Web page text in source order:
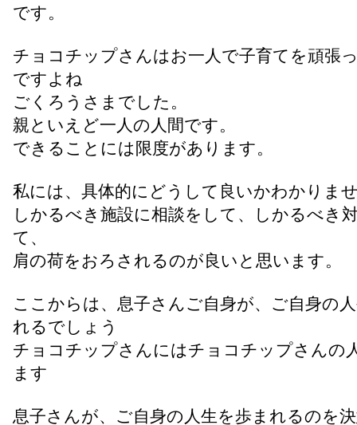
です。
チョコチップさんはお一人で子育てを頑張
ですよね
ごくろうさまでした。
親といえど一人の人間です。
できることには限度があります。
私には、具体的にどうして良いかわかりま
しかるべき施設に相談をして、しかるべき
て、
肩の荷をおろされるのが良いと思います。
ここからは、息子さんご自身が、ご自身の
れるでしょう
チョコチップさんにはチョコチップさんの
ます
息子さんが、ご自身の人生を歩まれるのを